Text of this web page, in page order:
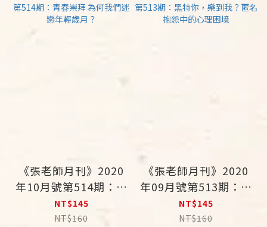
《張老師月刊》2020
年10月號第514期：青
春崇拜 為何我們迷戀
年輕歲月？
NT$145
NT$160
《張老師月刊》2020
年09月號第513期：黑
特你，樂到我？匿名抱
怨中的心理困境
NT$145
NT$160